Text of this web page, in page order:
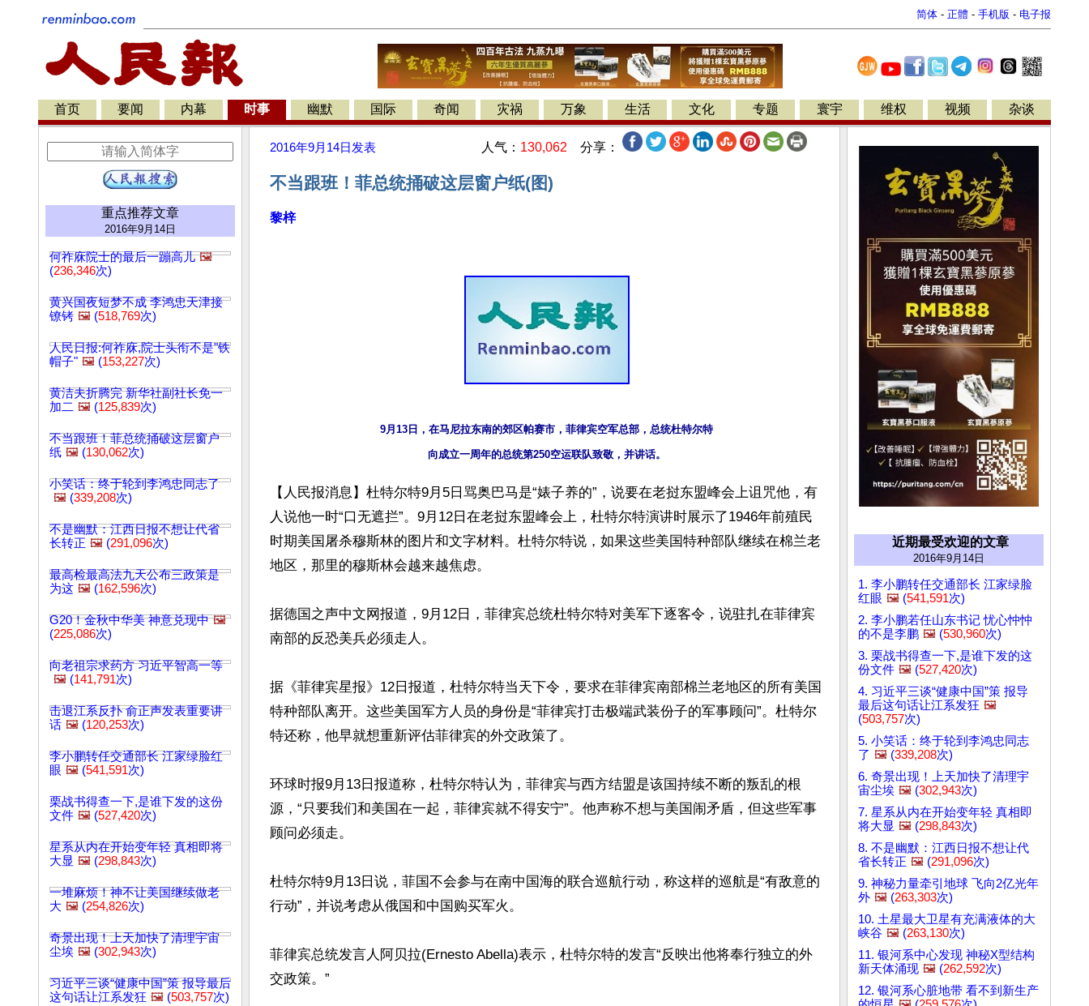
简体 - 正體 - 手机版 - 电子报
首页 要闻 内幕 时事 幽默 国际 奇闻 灾祸 万象 生活 文化 专题 寰宇 维权 视频 杂谈
重点推荐文章
2016年9月14日
何祚庥院士的最后一蹦高儿 🖼️
(236,346次)
黄兴国夜短梦不成 李鸿忠天津接
镣铐 🖼️ (518,769次)
人民日报:何祚庥,院士头衔不是"铁
帽子" 🖼️ (153,227次)
黄洁夫折腾完 新华社副社长免一
加二 🖼️ (125,839次)
不当跟班！菲总统捅破这层窗户
纸 🖼️ (130,062次)
小笑话：终于轮到李鸿忠同志了
🖼️ (339,208次)
不是幽默：江西日报不想让代省
长转正 🖼️ (291,096次)
最高检最高法九天公布三政策是
为这 🖼️ (162,596次)
G20！金秋中华美 神意兑现中 🖼️
(225,086次)
向老祖宗求药方 习近平智高一等
🖼️ (141,791次)
击退江系反扑 俞正声发表重要讲
话 🖼️ (120,253次)
李小鹏转任交通部长 江家绿脸红
眼 🖼️ (541,591次)
栗战书得查一下,是谁下发的这份
文件 🖼️ (527,420次)
星系从内在开始变年轻 真相即将
大显 🖼️ (298,843次)
一堆麻烦！神不让美国继续做老
大 🖼️ (254,826次)
奇景出现！上天加快了清理宇宙
尘埃 🖼️ (302,943次)
习近平三谈“健康中国”策 报导最后
这句话让江系发狂 🖼️ (503,757次)
2016年9月14日 发表 人气： 130,062 分享：
不当跟班！菲总统捅破这层窗户纸(图)
黎梓
9月13日，在马尼拉东南的郊区帕赛市，菲律宾空军总部，总统杜特尔特
向成立一周年的总统第250空运联队致敬，并讲话。
【人民报消息】杜特尔特9月5日骂奥巴马是“婊子养的”，说要在老挝东盟峰会上诅咒他，有
人说他一时“口无遮拦”。9月12日在老挝东盟峰会上，杜特尔特演讲时展示了1946年前殖民
时期美国屠杀穆斯林的图片和文字材料。杜特尔特说，如果这些美国特种部队继续在棉兰老
地区，那里的穆斯林会越来越焦虑。
据德国之声中文网报道，9月12日，菲律宾总统杜特尔特对美军下逐客令，说驻扎在菲律宾
南部的反恐美兵必须走人。
据《菲律宾星报》12日报道，杜特尔特当天下令，要求在菲律宾南部棉兰老地区的所有美国
特种部队离开。这些美国军方人员的身份是“菲律宾打击极端武装份子的军事顾问”。杜特尔
特还称，他早就想重新评估菲律宾的外交政策了。
环球时报9月13日报道称，杜特尔特认为，菲律宾与西方结盟是该国持续不断的叛乱的根
源，“只要我们和美国在一起，菲律宾就不得安宁”。他声称不想与美国闹矛盾，但这些军事
顾问必须走。
杜特尔特9月13日说，菲国不会参与在南中国海的联合巡航行动，称这样的巡航是“有敌意的
行动”，并说考虑从俄国和中国购买军火。
菲律宾总统发言人阿贝拉(Ernesto Abella)表示，杜特尔特的发言“反映出他将奉行独立的外
交政策。”
近期最受欢迎的文章
2016年9月14日
1. 李小鹏转任交通部长 江家绿脸
红眼 🖼️ (541,591次)
2. 李小鹏若任山东书记 忧心忡忡
的不是李鹏 🖼️ (530,960次)
3. 栗战书得查一下,是谁下发的这
份文件 🖼️ (527,420次)
4. 习近平三谈“健康中国”策 报导
最后这句话让江系发狂 🖼️
(503,757次)
5. 小笑话：终于轮到李鸿忠同志
了 🖼️ (339,208次)
6. 奇景出现！上天加快了清理宇
宙尘埃 🖼️ (302,943次)
7. 星系从内在开始变年轻 真相即
将大显 🖼️ (298,843次)
8. 不是幽默：江西日报不想让代
省长转正 🖼️ (291,096次)
9. 神秘力量牵引地球 飞向2亿光年
外 🖼️ (263,303次)
10. 土星最大卫星有充满液体的大
峡谷 🖼️ (263,130次)
11. 银河系中心发现 神秘X型结构
新天体涌现 🖼️ (262,592次)
12. 银河系心脏地带 看不到新生产